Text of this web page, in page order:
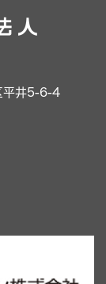
平井5-6-4